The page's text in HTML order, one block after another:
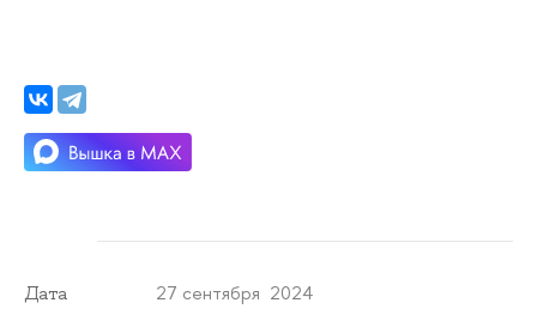
Дата 27 сентября 2024